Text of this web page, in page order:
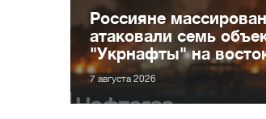
Россияне
атаковали семь
"Укрнафты" на
7 августа 2026